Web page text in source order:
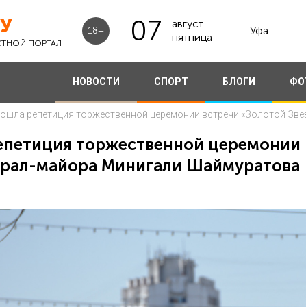
ПОРТАЛ
18+ 07
август
пятница
Уфа
НОВОСТИ СПОРТ БЛОГИ
репетиция торжественной церемонии встречи «Золотой
торжественной церемонии
майора Минигали Шаймуратова